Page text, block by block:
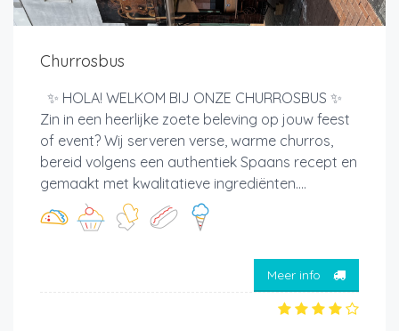
Churrosbus
✨ HOLA! WELKOM BIJ ONZE CHURROSBUS ✨
Zin in een heerlijke zoete beleving op jouw feest
of event? Wij serveren verse, warme churros,
bereid volgens een authentiek Spaans recept en
gemaakt met kwalitatieve ingrediënten....
Meer info